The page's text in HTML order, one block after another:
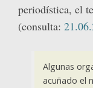
periodística, el
(consulta:
Algunas
acuñado el